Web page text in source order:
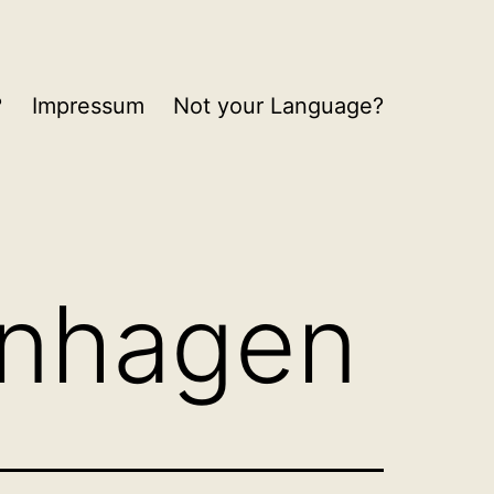
Impressum Not your Language?